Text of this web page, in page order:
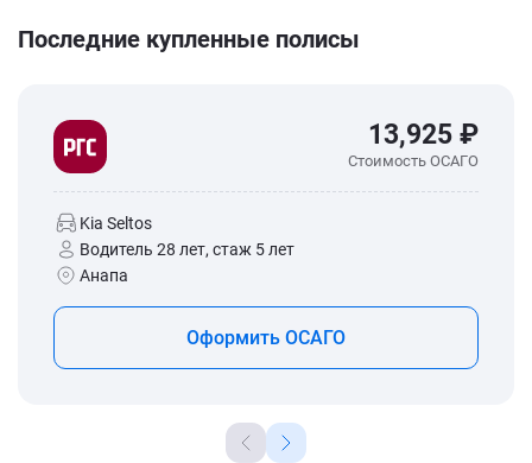
Последние купленные полисы
13,925 ₽
Стоимость ОСАГО
Kia Seltos
Водитель 28 лет, стаж 5 лет
Анапа
Оформить ОСАГО